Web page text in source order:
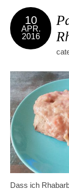
10
APR.
2016
Dass ich